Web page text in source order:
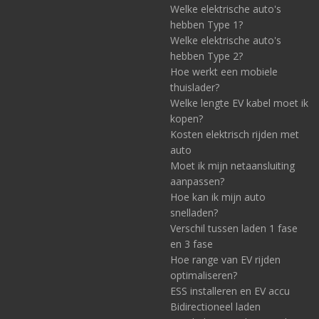
Welke elektrische auto's
hebben Type 1?
Welke elektrische auto's
hebben Type 2?
Hoe werkt een mobiele
thuislader?
Welke lengte EV kabel moet ik
kopen?
Kosten elektrisch rijden met
auto
Moet ik mijn netaansluiting
aanpassen?
Hoe kan ik mijn auto
snelladen?
Verschil tussen laden 1 fase
en 3 fase
Hoe range van EV rijden
optimaliseren?
ESS installeren en EV accu
Bidirectioneel laden